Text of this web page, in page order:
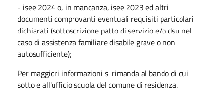
- isee 2024 o, in mancanza, isee 2023 ed altri
documenti comprovanti eventuali requisiti particolari
dichiarati (sottoscrizione patto di servizio e/o dsu nel
caso di assistenza familiare disabile grave o non
autosufficiente);
Per maggiori informazioni si rimanda al bando di cui
sotto e all'ufficio scuola del comune di residenza.